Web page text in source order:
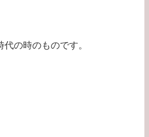
代の時のものです。